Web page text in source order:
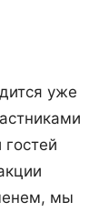
уже
мы